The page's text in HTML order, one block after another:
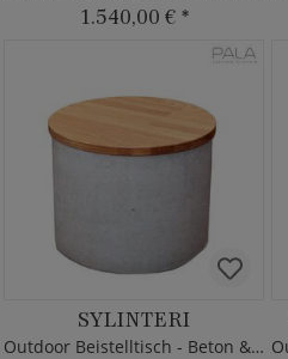
1.540,00 € *
SYLINTERI
Outdoor Beistelltisch - Beton & Holz